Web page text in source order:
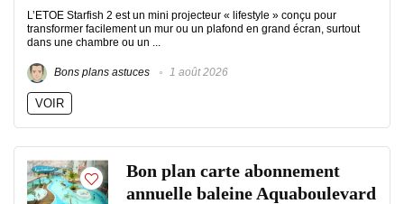
L’ETOE Starfish 2 est un mini projecteur « lifestyle » conçu pour
transformer facilement un mur ou un plafond en grand écran, surtout
dans une chambre ou un ...
Bons plans astuces 1 août 2026
VOIR
Bon plan carte abonnement
annuelle baleine Aquaboulevard